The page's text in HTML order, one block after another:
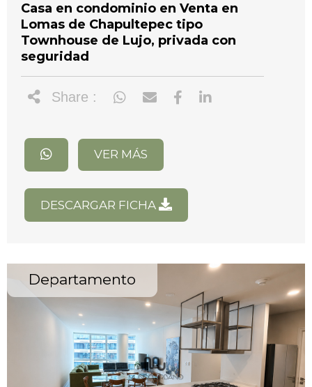
Casa en condominio en Venta en
Lomas de Chapultepec tipo
Townhouse de Lujo, privada con
seguridad
Share :
VER MÁS
DESCARGAR FICHA
Departamento